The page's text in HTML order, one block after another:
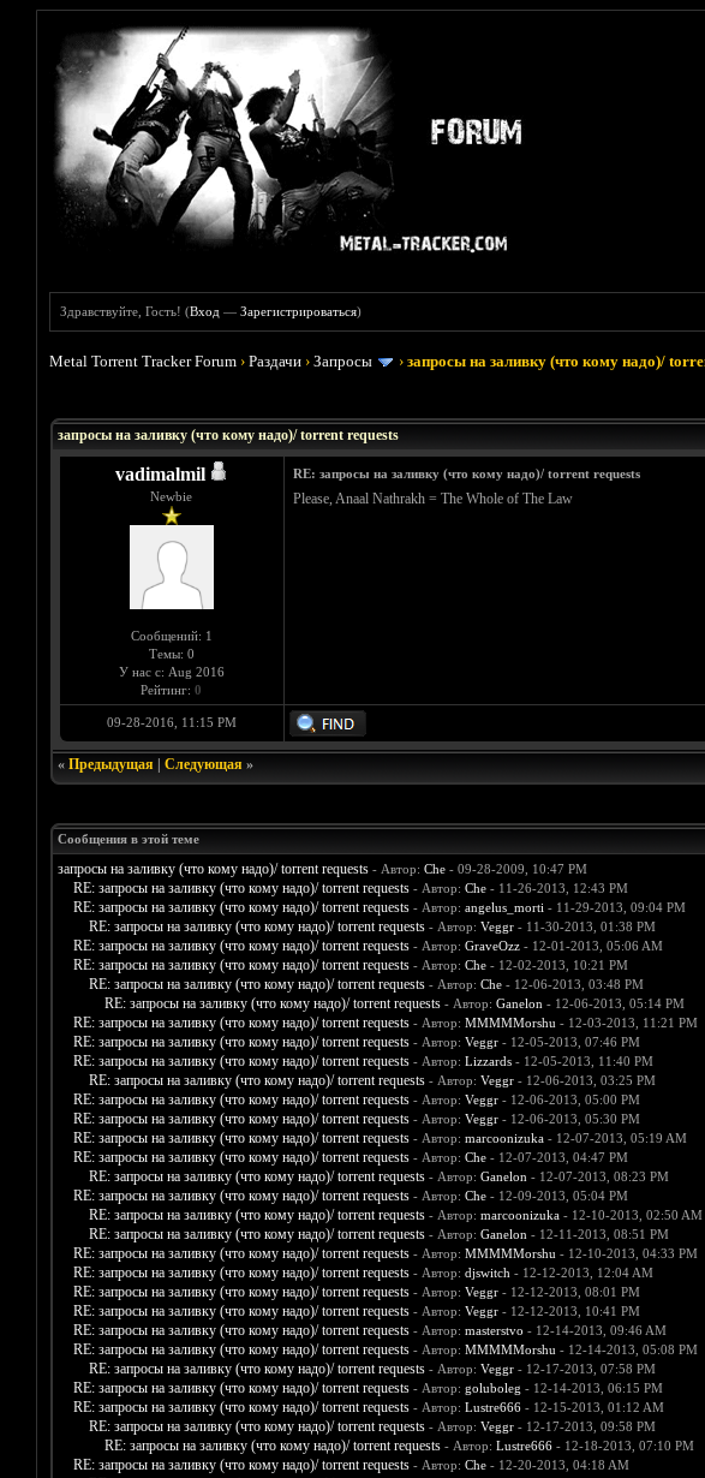
Здравствуйте, Гость! (Вход —Зарегистрироваться)
Metal Torrent Tracker Forum ›Раздачи ›Запросы ›запросы на заливку (что кому надо)/
запросы на заливку (что кому надо)/ torrent requests
vadimalmil
Newbie
Сообщений: 1
Темы: 0
У нас с: Aug 2016
Рейтинг: 0
RE: запросы на заливку (что кому надо)/ torrent requests
Please, Anaal Nathrakh = The Whole of The Law
09-28-2016, 11:15 PM
« Предыдущая| Следующая»
Сообщения в этой теме
запросы на заливку (что кому надо)/ torrent requests - Автор: Che- 09-28-2009, 10:47 PM
RE: запросы на заливку (что кому надо)/ torrent requests - Автор: Che- 11-26-2013, 12:43 PM
RE: запросы на заливку (что кому надо)/ torrent requests - Автор: angelus_morti - 11-29-2013, 09:04 PM
RE: запросы на заливку (что кому надо)/ torrent requests - Автор: Veggr- 11-30-2013, 01:38 PM
RE: запросы на заливку (что кому надо)/ torrent requests - Автор: GraveOzz- 12-01-2013, 05:06 AM
RE: запросы на заливку (что кому надо)/ torrent requests - Автор: Che- 12-02-2013, 10:21 PM
RE: запросы на заливку (что кому надо)/ torrent requests - Автор: Che- 12-06-2013, 03:48 PM
RE: запросы на заливку (что кому надо)/ torrent requests - Автор: Ganelon - 12-06-2013, 05:14 PM
RE: запросы на заливку (что кому надо)/ torrent requests - Автор: MMMMMorshu - 12-03-2013, 11:21 PM
RE: запросы на заливку (что кому надо)/ torrent requests - Автор: Veggr- 12-05-2013, 07:46 PM
RE: запросы на заливку (что кому надо)/ torrent requests - Автор: Lizzards- 12-05-2013, 11:40 PM
RE: запросы на заливку (что кому надо)/ torrent requests - Автор: Veggr- 12-06-2013, 03:25 PM
RE: запросы на заливку (что кому надо)/ torrent requests - Автор: Veggr- 12-06-2013, 05:00 PM
RE: запросы на заливку (что кому надо)/ torrent requests - Автор: Veggr- 12-06-2013, 05:30 PM
RE: запросы на заливку (что кому надо)/ torrent requests - Автор: marcoonizuka- 12-07-2013, 05:19 AM
RE: запросы на заливку (что кому надо)/ torrent requests - Автор: Che- 12-07-2013, 04:47 PM
RE: запросы на заливку (что кому надо)/ torrent requests - Автор: Ganelon - 12-07-2013, 08:23 PM
RE: запросы на заливку (что кому надо)/ torrent requests - Автор: Che- 12-09-2013, 05:04 PM
RE: запросы на заливку (что кому надо)/ torrent requests - Автор: marcoonizuka- 12-10-2013, 02:50 AM
RE: запросы на заливку (что кому надо)/ torrent requests - Автор: Ganelon - 12-11-2013, 08:51 PM
RE: запросы на заливку (что кому надо)/ torrent requests - Автор: MMMMMorshu - 12-10-2013, 04:33 PM
RE: запросы на заливку (что кому надо)/ torrent requests - Автор: djswitch - 12-12-2013, 12:04 AM
RE: запросы на заливку (что кому надо)/ torrent requests - Автор: Veggr- 12-12-2013, 08:01 PM
RE: запросы на заливку (что кому надо)/ torrent requests - Автор: Veggr- 12-12-2013, 10:41 PM
RE: запросы на заливку (что кому надо)/ torrent requests - Автор: masterstvo - 12-14-2013, 09:46 AM
RE: запросы на заливку (что кому надо)/ torrent requests - Автор: MMMMMorshu - 12-14-2013, 05:08 PM
RE: запросы на заливку (что кому надо)/ torrent requests - Автор: Veggr- 12-17-2013, 07:58 PM
RE: запросы на заливку (что кому надо)/ torrent requests - Автор: goluboleg - 12-14-2013, 06:15 PM
RE: запросы на заливку (что кому надо)/ torrent requests - Автор: Lustre666- 12-15-2013, 01:12 AM
RE: запросы на заливку (что кому надо)/ torrent requests - Автор: Veggr- 12-17-2013, 09:58 PM
RE: запросы на заливку (что кому надо)/ torrent requests - Автор: Lustre666- 12-18-2013, 07:10 PM
RE: запросы на заливку (что кому надо)/ torrent requests - Автор: Che- 12-20-2013, 04:18 AM